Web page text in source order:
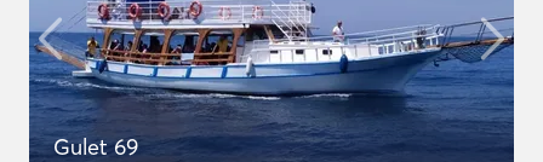
Gulet 69